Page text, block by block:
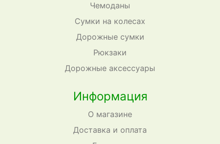
Чемоданы
Сумки на колесах
Дорожные сумки
Рюкзаки
Дорожные аксессуары
Информация
О магазине
Доставка и оплата